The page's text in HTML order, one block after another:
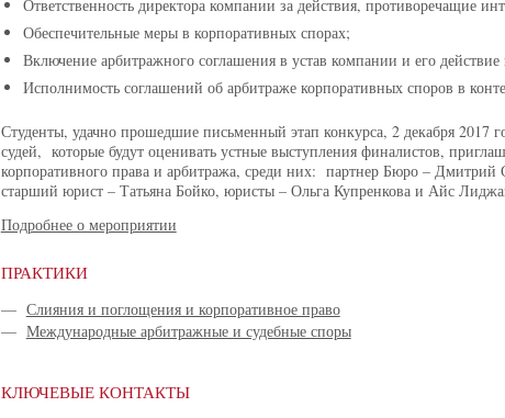
Ответственность директора компании за действия, противоречащие
Обеспечительные меры в корпоративных спорах;
Включение арбитражного соглашения в устав компании и его
Исполнимость соглашений об арбитраже корпоративных споров в
Студенты, удачно прошедшие письменный этап конкурса, 2 декабря 2017
судей, которые будут оценивать устные выступления финалистов,
корпоративного права и арбитража, среди них: партнер Бюро – Дмитрий
старший юрист – Татьяна Бойко, юристы – Ольга Купренкова и Айс
Подробнее о мероприятии
ПРАКТИКИ
— Слияния и поглощения и корпоративное право
— Международные арбитражные и судебные споры
КЛЮЧЕВЫЕ КОНТАКТЫ